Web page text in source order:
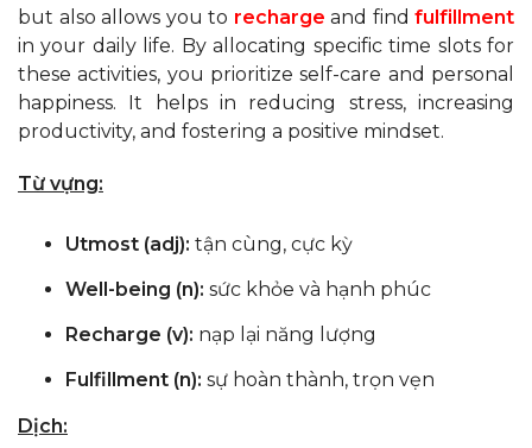
but also allows you to recharge and find fulfillment
in your daily life. By allocating specific time slots for
these activities, you prioritize self-care and personal
happiness. It helps in reducing stress, increasing
productivity, and fostering a positive mindset.
Từ vựng:
Utmost (adj): tận cùng, cực kỳ
Well-being (n): sức khỏe và hạnh phúc
Recharge (v): nạp lại năng lượng
Fulfillment (n): sự hoàn thành, trọn vẹn
Dịch: